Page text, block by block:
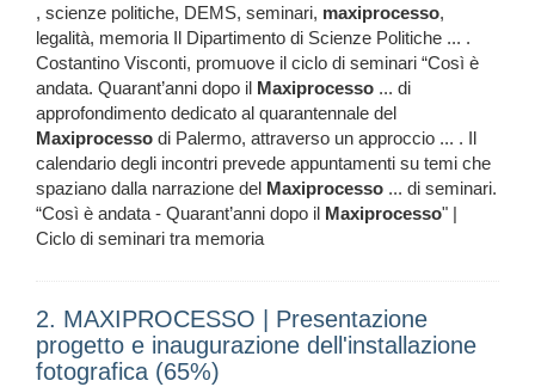
, scienze politiche, DEMS, seminari, maxiprocesso,
legalità, memoria Il Dipartimento di Scienze Politiche ... .
Costantino Visconti, promuove il ciclo di seminari “Così è
andata. Quarant’anni dopo il Maxiprocesso ... di
approfondimento dedicato al quarantennale del
Maxiprocesso di Palermo, attraverso un approccio ... . Il
calendario degli incontri prevede appuntamenti su temi che
spaziano dalla narrazione del Maxiprocesso ... di seminari.
“Così è andata - Quarant’anni dopo il Maxiprocesso" |
Ciclo di seminari tra memoria
2. MAXIPROCESSO | Presentazione
progetto e inaugurazione dell'installazione
fotografica (65%)